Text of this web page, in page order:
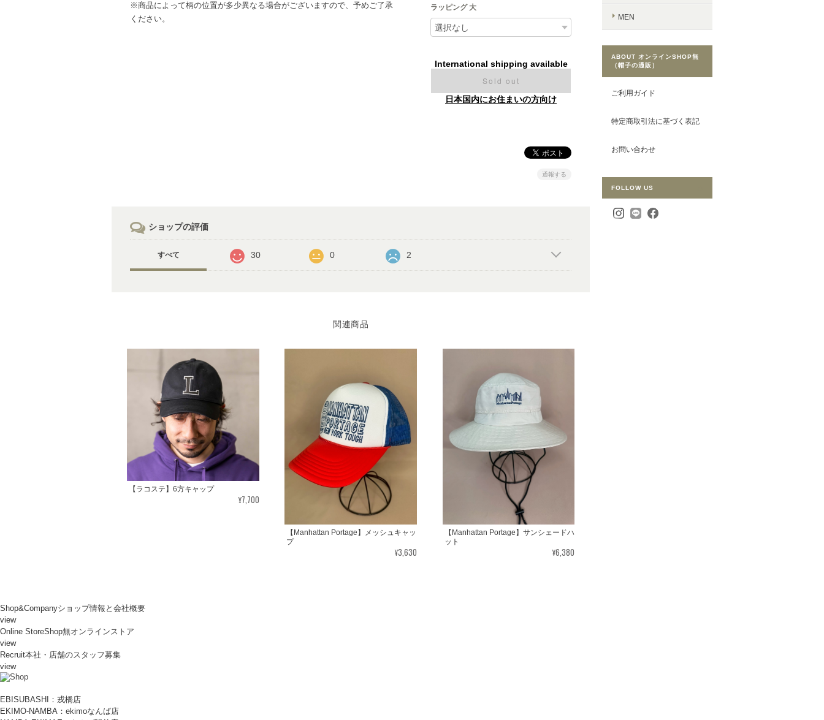
※商品によって柄の位置が多少異なる場合がございますので、予めご了承
ください。
ラッピング 大
International shipping available
Sold out
日本国内にお住まいの方向け
通報する
ショップの評価
すべて 30 0 2
関連商品
【ラコステ】6方キャップ
¥7,700
【Manhattan Portage】メッシュキャッ
プ
¥3,630
【Manhattan Portage】サンシェードハ
ット
¥6,380
MEN
ABOUT オンラインSHOP無
（帽子の通販）
ご利用ガイド
特定商取引法に基づく表記
お問い合わせ
FOLLOW US
Shop&Companyショップ情報と会社概要
view
Online StoreShop無オンラインストア
view
Recruit本社・店舗のスタッフ募集
view
EBISUBASHI：戎橋店
EKIMO-NAMBA：ekimoなんば店